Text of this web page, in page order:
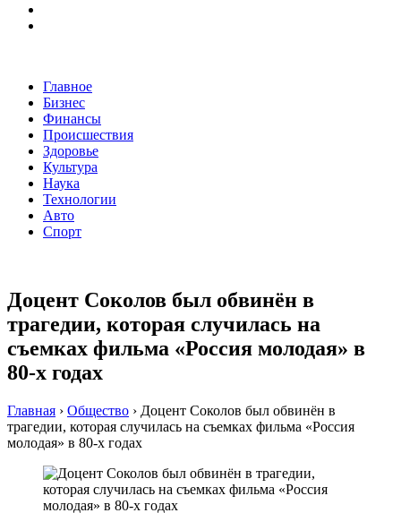
Главное
Бизнес
Финансы
Происшествия
Здоровье
Культура
Наука
Технологии
Авто
Спорт
Доцент Соколов был обвинён в
трагедии, которая случилась на
съемках фильма «Россия молодая» в
80-х годах
Главная › Общество › Доцент Соколов был обвинён в
трагедии, которая случилась на съемках фильма «Россия
молодая» в 80-х годах